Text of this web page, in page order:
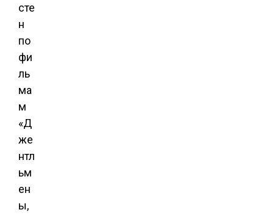
сте
н
по
фи
ль
ма
м
«Д
же
нтл
ьм
ен
ы,